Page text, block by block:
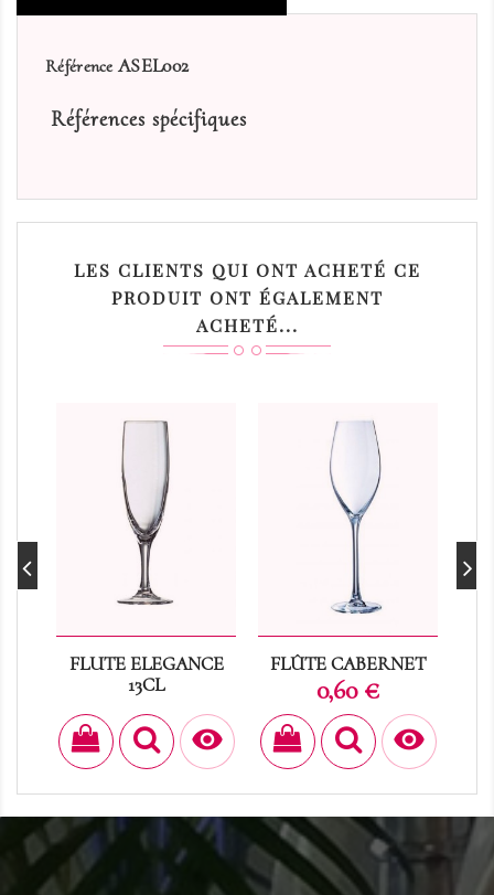
Référence ASEL002
Références spécifiques
LES CLIENTS QUI ONT ACHETÉ CE
PRODUIT ONT ÉGALEMENT
ACHETÉ...
FLUTE ELEGANCE
13CL
Prix
0,30 €

FLÛTE CABERNET
Prix
0,60 €
